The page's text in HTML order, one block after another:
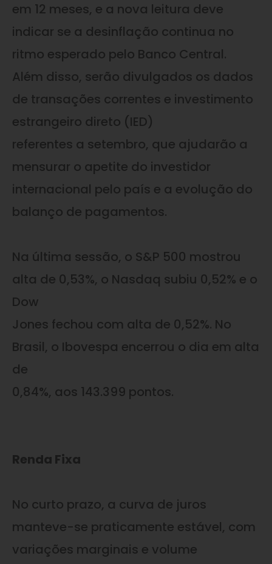
em 12 meses, e a nova leitura deve
indicar se a desinflação continua no
ritmo esperado pelo Banco Central.
Além disso, serão divulgados os dados
de transações correntes e investimento
estrangeiro direto (IED)
referentes a setembro, que ajudarão a
mensurar o apetite do investidor
internacional pelo país e a evolução do
balanço de pagamentos.
Na última sessão, o S&P 500 mostrou
alta de 0,53%, o Nasdaq subiu 0,52% e o
Dow
Jones fechou com alta de 0,52%. No
Brasil, o Ibovespa encerrou o dia em alta
de
0,84%, aos 143.399 pontos.
Renda Fixa
No curto prazo, a curva de juros
manteve-se praticamente estável, com
variações marginais e volume